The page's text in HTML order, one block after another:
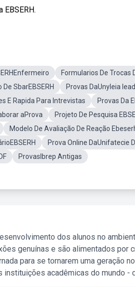
EBSERH.
Formularios De Trocas
De SbarEBSERH Provas DaUnyleia Iead
E Rapida Para Intrevistas
Provas Da
aProva
Projeto De Pesquisa
Modelo De Avaliação De Reação
Prova Online DaUnifatecie
ProvasIbrep Antigas
dos alunos no
genuínas e são alimentados por
para se tornarem uma geração
acadêmicas do mundo -